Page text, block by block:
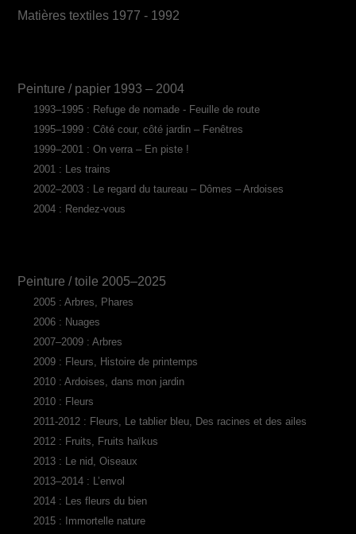
Matières textiles 1977 - 1992
Peinture / papier 1993 – 2004
1993–1995 : Refuge de nomade - Feuille de route
1995–1999 : Côté cour, côté jardin – Fenêtres
1999–2001 : On verra – En piste !
2001 : Les trains
2002–2003 : Le regard du taureau – Dômes – Ardoises
2004 : Rendez-vous
Peinture / toile 2005–2025
2005 : Arbres, Phares
2006 : Nuages
2007–2009 : Arbres
2009 : Fleurs, Histoire de printemps
2010 : Ardoises, dans mon jardin
2010 : Fleurs
2011-2012 : Fleurs, Le tablier bleu, Des racines et des ailes
2012 : Fruits, Fruits haïkus
2013 : Le nid, Oiseaux
2013–2014 : L’envol
2014 : Les fleurs du bien
2015 : Immortelle nature